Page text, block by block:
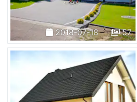
2018-07-18 57